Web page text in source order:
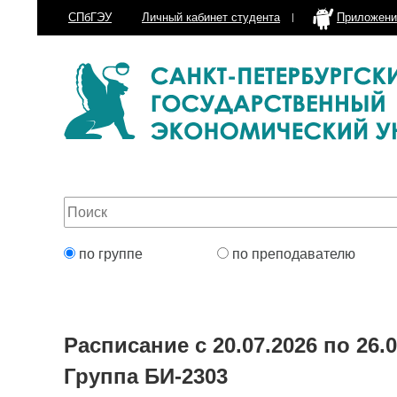
СПбГЭУ Личный кабинет студента
по группе по преподавателю
Расписание с 20.07.2026 по
Группа БИ-2303